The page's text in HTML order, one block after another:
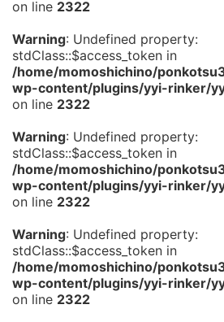
on line 2322
Warning: Undefined property:
stdClass::$access_token in
/home/momoshichino/
wp-content/plugins/yyi-rinker/
on line 2322
Warning: Undefined property:
stdClass::$access_token in
/home/momoshichino/
wp-content/plugins/yyi-rinker/
on line 2322
Warning: Undefined property:
stdClass::$access_token in
/home/momoshichino/
wp-content/plugins/yyi-rinker/
on line 2322